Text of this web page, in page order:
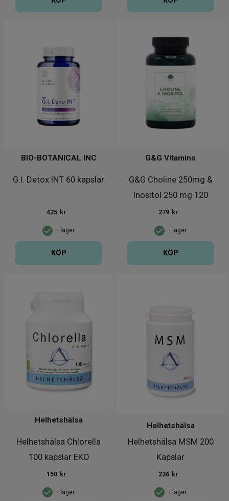
G.I. Detox INT 60 kapslar
BIO-BOTANICAL INC
I lager
425 kr
KÖP
G&G Choline 250mg &
Inositol 250 mg 120
kapslar
G&G Vitamins
I lager
279 kr
KÖP
Helhetshälsa Chlorella
100 kapslar EKO
Helhetshälsa
I lager
150 kr
Helhetshälsa MSM 200
Kapslar
Helhetshälsa
I lager
236 kr